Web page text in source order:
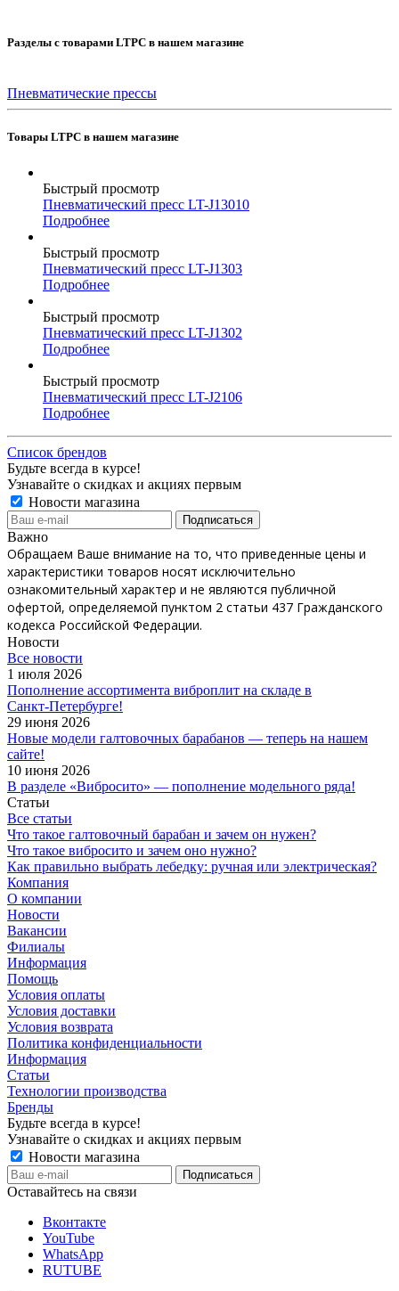
Разделы с товарами LTPC в нашем магазине
Пневматические прессы
Товары LTPC в нашем магазине
Быстрый просмотр
Пневматический пресс LT-J13010
Подробнее
Быстрый просмотр
Пневматический пресс LT-J1303
Подробнее
Быстрый просмотр
Пневматический пресс LT-J1302
Подробнее
Быстрый просмотр
Пневматический пресс LT-J2106
Подробнее
Список брендов
Будьте всегда в курсе!
Узнавайте о скидках и акциях первым
Новости магазина
Важно
Обращаем Ваше внимание на то, что приведенные цены и
характеристики товаров носят исключительно
ознакомительный характер и не являются публичной
офертой, определяемой пунктом 2 статьи 437 Гражданского
кодекса Российской Федерации.
Новости
Все новости
1 июля 2026
Пополнение ассортимента виброплит на складе в
Санкт‑Петербурге!
29 июня 2026
Новые модели галтовочных барабанов — теперь на нашем
сайте!
10 июня 2026
В разделе «Вибросито» — пополнение модельного ряда!
Статьи
Все статьи
Что такое галтовочный барабан и зачем он нужен?
Что такое вибросито и зачем оно нужно?
Как правильно выбрать лебедку: ручная или электрическая?
Компания
О компании
Новости
Вакансии
Филиалы
Информация
Помощь
Условия оплаты
Условия доставки
Условия возврата
Политика конфиденциальности
Информация
Статьи
Технологии производства
Бренды
Будьте всегда в курсе!
Узнавайте о скидках и акциях первым
Новости магазина
Оставайтесь на связи
Вконтакте
YouTube
WhatsApp
RUTUBE